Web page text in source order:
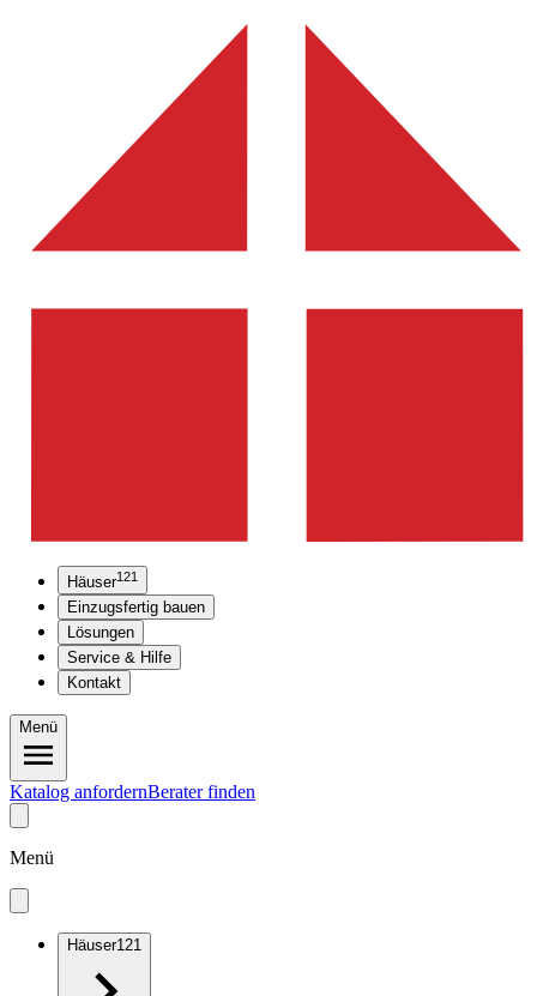
Häuser121
Einzugsfertig bauen
Lösungen
Service & Hilfe
Kontakt
Menü
Katalog anfordernBerater finden
Menü
Häuser121